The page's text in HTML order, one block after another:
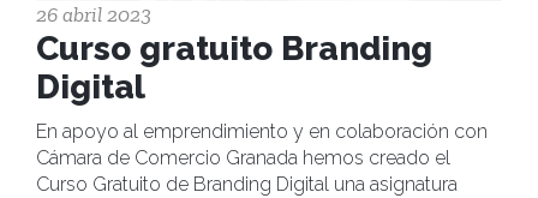
26 abril 2023
Curso gratuito Branding
Digital
En apoyo al emprendimiento y en colaboración con
Cámara de Comercio Granada hemos creado el
Curso Gratuito de Branding Digital una asignatura